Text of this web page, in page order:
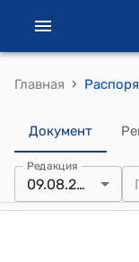
Главная ›
Документ
Редакция
09.08.2011